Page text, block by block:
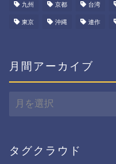
九州 京都 台湾
東京 沖縄 連作
月間アーカイブ
間
カ
タグクラウド